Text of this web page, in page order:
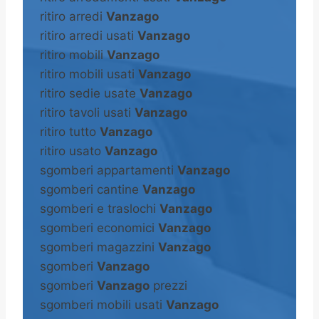
ritiro arredi Vanzago
ritiro arredi usati Vanzago
ritiro mobili Vanzago
ritiro mobili usati Vanzago
ritiro sedie usate Vanzago
ritiro tavoli usati Vanzago
ritiro tutto Vanzago
ritiro usato Vanzago
sgomberi appartamenti Vanzago
sgomberi cantine Vanzago
sgomberi e traslochi Vanzago
sgomberi economici Vanzago
sgomberi magazzini Vanzago
sgomberi Vanzago
sgomberi Vanzago prezzi
sgomberi mobili usati Vanzago